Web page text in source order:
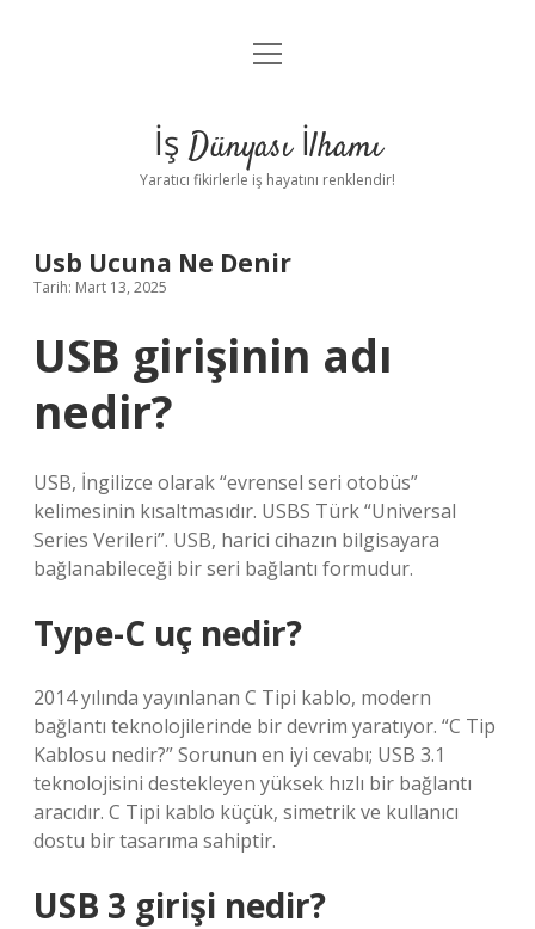
Anasayfa
Yasal Uyarı
menüyü
İş Dünyası İlhamı
Yaratıcı fikirlerle iş hayatını renklendir!
Usb Ucuna Ne Denir
Tarih: Mart 13, 2025
USB girişinin adı
nedir?
USB, İngilizce olarak “evrensel seri otobüs”
kelimesinin kısaltmasıdır. USBS Türk “Universal
Series Verileri”. USB, harici cihazın bilgisayara
bağlanabileceği bir seri bağlantı formudur.
Type-C uç nedir?
2014 yılında yayınlanan C Tipi kablo, modern
bağlantı teknolojilerinde bir devrim yaratıyor. “C Tip
Kablosu nedir?” Sorunun en iyi cevabı; USB 3.1
teknolojisini destekleyen yüksek hızlı bir bağlantı
aracıdır. C Tipi kablo küçük, simetrik ve kullanıcı
dostu bir tasarıma sahiptir.
USB 3 girişi nedir?